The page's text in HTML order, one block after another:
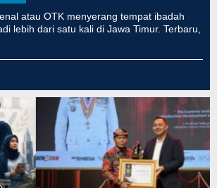
atau OTK menyerang tempat ibadah
lebih dari satu kali di Jawa Timur. Terbaru,